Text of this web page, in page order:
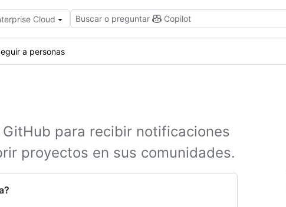
Cloud Buscar o preguntar Copilot
a personas
para recibir notificaciones
proyectos en sus comunidades.